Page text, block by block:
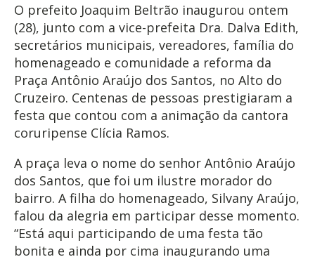
O prefeito Joaquim Beltrão inaugurou ontem
(28), junto com a vice-prefeita Dra. Dalva Edith,
secretários municipais, vereadores, família do
homenageado e comunidade a reforma da
Praça Antônio Araújo dos Santos, no Alto do
Cruzeiro. Centenas de pessoas prestigiaram a
festa que contou com a animação da cantora
coruripense Clícia Ramos.
A praça leva o nome do senhor Antônio Araújo
dos Santos, que foi um ilustre morador do
bairro. A filha do homenageado, Silvany Araújo,
falou da alegria em participar desse momento.
“Está aqui participando de uma festa tão
bonita e ainda por cima inaugurando uma